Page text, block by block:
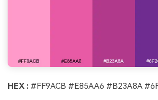
HEX : #FF9ACB #E85AA6 #B23A8A